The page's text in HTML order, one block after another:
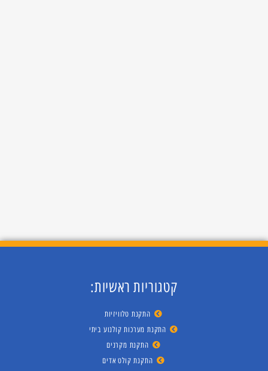
קטגוריות ראשיות:
התקנת טלוויזיות
התקנת מערכות קולנוע ביתי
התקנת מקרנים
התקנת קולט אדים